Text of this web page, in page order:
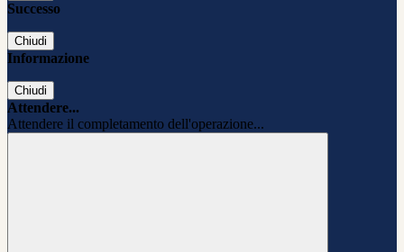
Successo
Chiudi
Informazione
Chiudi
Attendere...
Attendere il completamento dell'operazione...